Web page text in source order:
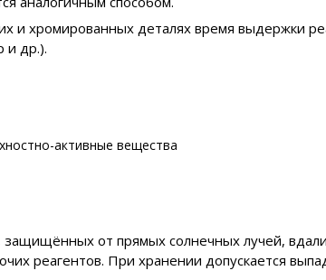
и хромированных деталях время выдержки
и др.).
активные вещества
от прямых солнечных лучей,
реагентов. При хранении допускается